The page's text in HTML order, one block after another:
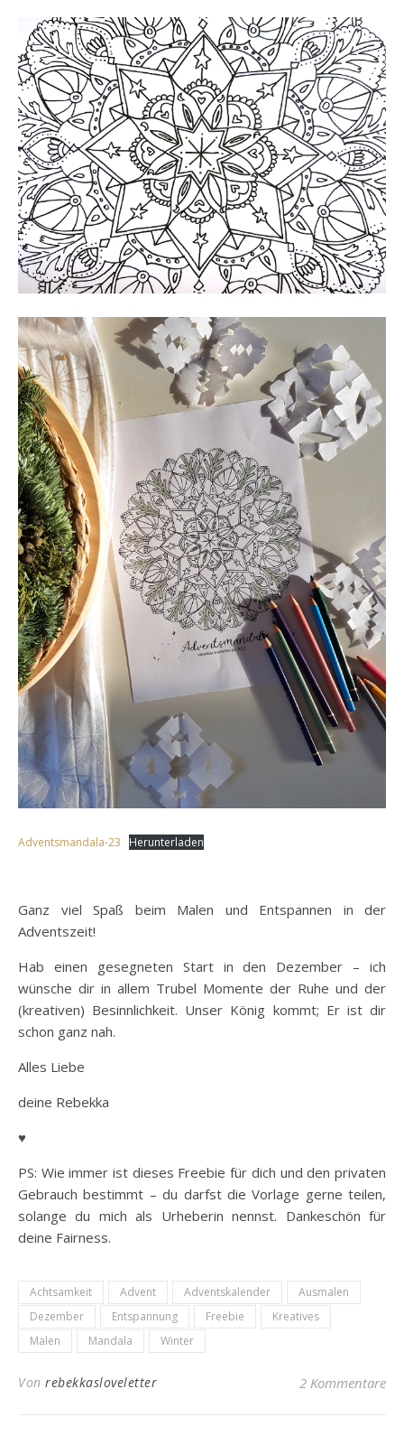
Adventsmandala-23 Herunterladen
Ganz viel Spaß beim Malen und Entspannen in der
Adventszeit!
Hab einen gesegneten Start in den Dezember – ich
wünsche dir in allem Trubel Momente der Ruhe und der
(kreativen) Besinnlichkeit. Unser König kommt; Er ist dir
schon ganz nah.
Alles Liebe
deine Rebekka
♥
PS: Wie immer ist dieses Freebie für dich und den privaten
Gebrauch bestimmt – du darfst die Vorlage gerne teilen,
solange du mich als Urheberin nennst. Dankeschön für
deine Fairness.
Achtsamkeit Advent Adventskalender
Ausmalen
Dezember
Entspannung Freebie
Kreatives
Malen
Mandala Winter
Von rebekkasloveletter 2 Kommentare